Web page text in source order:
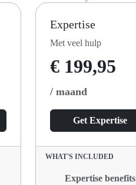
Expertise
Met veel hulp
€ 199,95
/ maand
Get Expertise
WHAT'S INCLUDED
Expertise benefits